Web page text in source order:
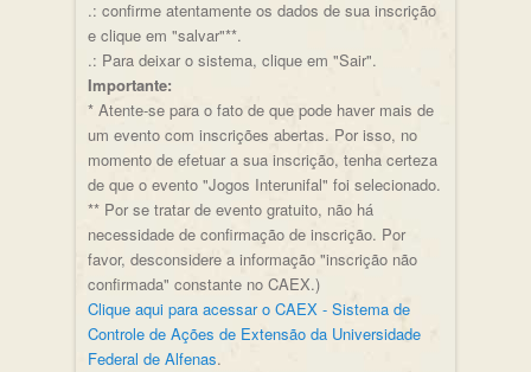
.: confirme atentamente os dados de sua inscrição
e clique em "salvar"**.
.: Para deixar o sistema, clique em "Sair".
Importante:
* Atente-se para o fato de que pode haver mais de
um evento com inscrições abertas. Por isso, no
momento de efetuar a sua inscrição, tenha certeza
de que o evento "Jogos Interunifal" foi selecionado.
** Por se tratar de evento gratuito, não há
necessidade de confirmação de inscrição. Por
favor, desconsidere a informação "inscrição não
confirmada" constante no CAEX.)
Clique aqui para acessar o CAEX - Sistema de
Controle de Ações de Extensão da Universidade
Federal de Alfenas.